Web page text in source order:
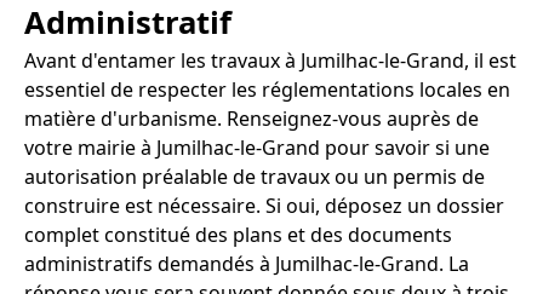
Administratif
Avant d'entamer les travaux à Jumilhac-le-Grand, il est
essentiel de respecter les réglementations locales en
matière d'urbanisme. Renseignez-vous auprès de
votre mairie à Jumilhac-le-Grand pour savoir si une
autorisation préalable de travaux ou un permis de
construire est nécessaire. Si oui, déposez un dossier
complet constitué des plans et des documents
administratifs demandés à Jumilhac-le-Grand. La